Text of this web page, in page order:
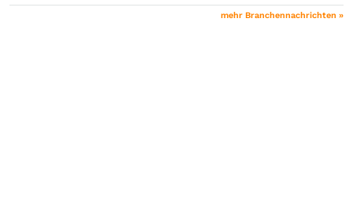
mehr Branchennachrichten »